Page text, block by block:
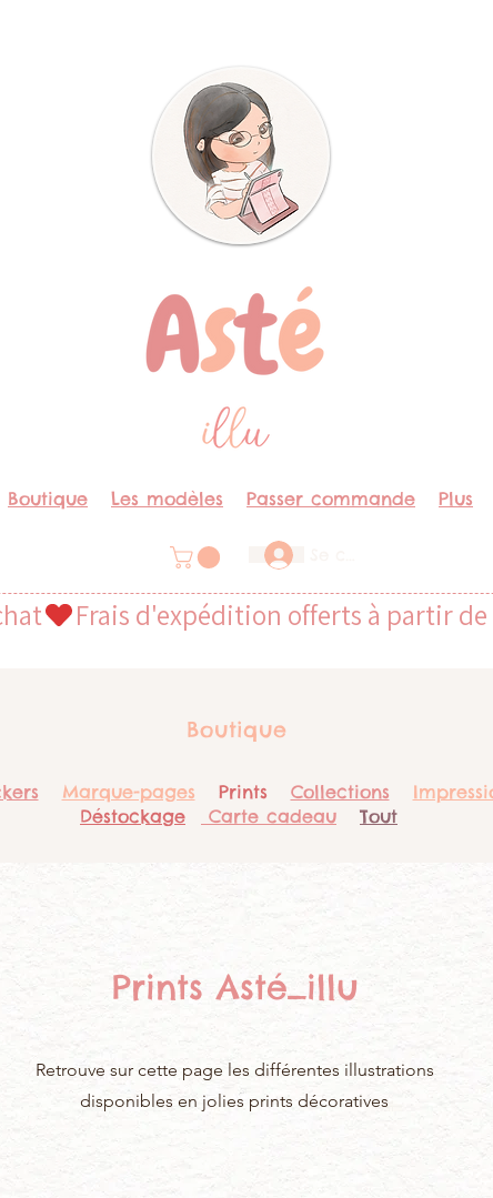
Boutique Les modèles Passer commande Plus
Boutique
Marque-pages Prints Collections
Déstockage
Carte cadeau Tout
Prints Asté_illu
Retrouve sur cette page les différentes illustrations
disponibles en jolies prints décoratives